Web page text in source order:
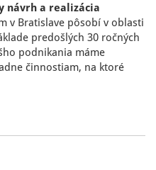
návrh a realizácia
v Bratislave pôsobí v oblasti
predošlých 30 ročných
podnikania máme
činnostiam, na ktoré